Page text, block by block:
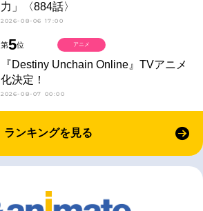
力」〈884話〉
2026-08-06 17:00
第5位
『Destiny Unchain Online』TVアニメ
化決定！
2026-08-07 00:00
アニメ
ランキングを見る